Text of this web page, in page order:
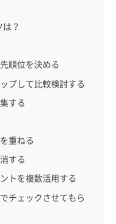
？
順位を決める
プして比較検討する
する
重ねる
する
トを複数活用する
チェックさせてもら